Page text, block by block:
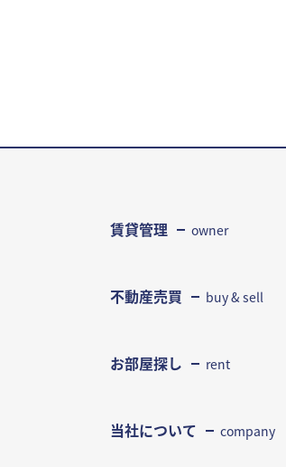
賃貸管理 owner
不動産売買 buy & sell
お部屋探し rent
当社について company